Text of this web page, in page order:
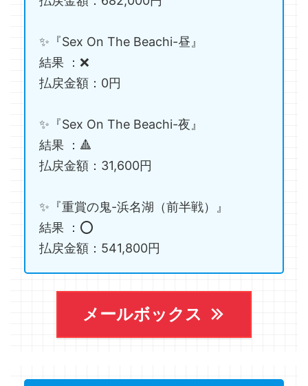
✨『Sex On The Beachi-昼』
結果 ：❌
払戻金額：0円
✨『Sex On The Beachi-夜』
結果 ：🔺
払戻金額：31,600円
✨『重賞の鬼-浜名湖（前半戦）』
結果 ：⭕️
払戻金額：541,800円
メールボックス